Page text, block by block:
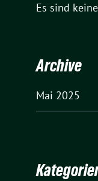
Es sind
Archive
Mai 2025